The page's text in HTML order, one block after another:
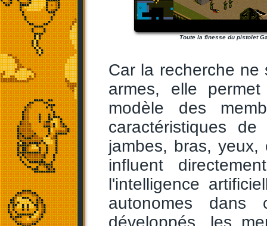
Toute la finesse du pistolet
Car la recherche
armes, elle
modèle des
caractéristiques
jambes, bras,
influent
l'intelligence
autonomes dans
développés, les